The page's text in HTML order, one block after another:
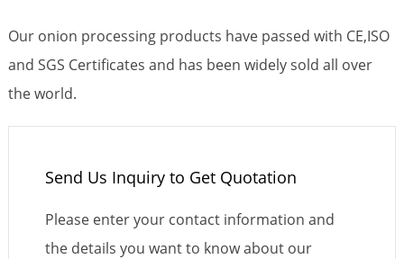
Our onion processing products have passed with CE,ISO
and SGS Certificates and has been widely sold all over
the world.
Send Us Inquiry to Get Quotation
Please enter your contact information and
the details you want to know about our